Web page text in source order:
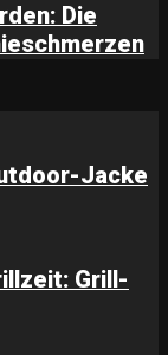
Die
Jacke
Grill-